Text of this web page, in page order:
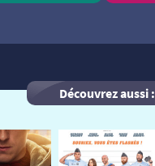
Découvrez aussi :